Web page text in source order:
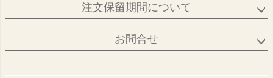
注文保留期間について
お問合せ